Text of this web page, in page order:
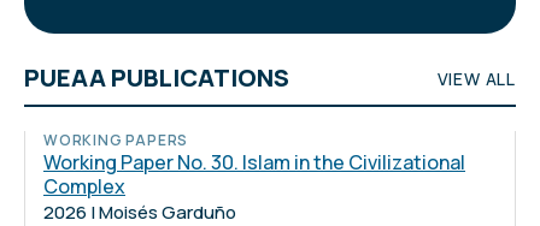
PUEAA PUBLICATIONS VIEW ALL
WORKING PAPERS
Working Paper No. 30. Islam in the Civilizational
Complex
2026 | Moisés Garduño